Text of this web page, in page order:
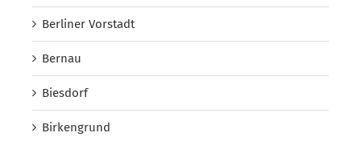
Berliner Vorstadt
Bernau
Biesdorf
Birkengrund